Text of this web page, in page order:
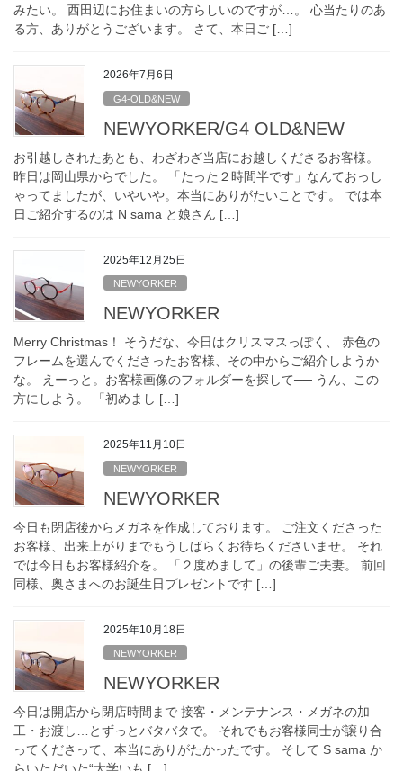
みたい。 西田辺にお住まいの方らしいのですが…。 心当たりのあ
る方、ありがとうございます。 さて、本日ご […]
2026年7月6日
G4-OLD&NEW
NEWYORKER/G4 OLD&NEW
お引越しされたあとも、わざわざ当店にお越しくださるお客様。
昨日は岡山県からでした。 「たった２時間半です」なんておっし
ゃってましたが、いやいや。本当にありがたいことです。 では本
日ご紹介するのは N sama と娘さん […]
2025年12月25日
NEWYORKER
NEWYORKER
Merry Christmas！ そうだな、今日はクリスマスっぽく、 赤色の
フレームを選んでくださったお客様、その中からご紹介しようか
な。 えーっと。お客様画像のフォルダーを探して── うん、この
方にしよう。 「初めまし […]
2025年11月10日
NEWYORKER
NEWYORKER
今日も閉店後からメガネを作成しております。 ご注文くださった
お客様、出来上がりまでもうしばらくお待ちくださいませ。 それ
では今日もお客様紹介を。 「２度めまして」の後輩ご夫妻。 前回
同様、奥さまへのお誕生日プレゼントです […]
2025年10月18日
NEWYORKER
NEWYORKER
今日は開店から閉店時間まで 接客・メンテナンス・メガネの加
工・お渡し…とずっとバタバタで。 それでもお客様同士が譲り合
ってくださって、本当にありがたかったです。 そして S sama か